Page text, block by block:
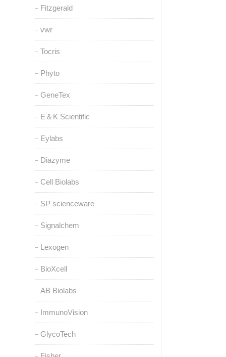
Fitzgerald
vwr
Tocris
Phyto
GeneTex
E＆K Scientific
Eylabs
Diazyme
Cell Biolabs
SP scienceware
Signalchem
Lexogen
BioXcell
AB Biolabs
ImmunoVision
GlycoTech